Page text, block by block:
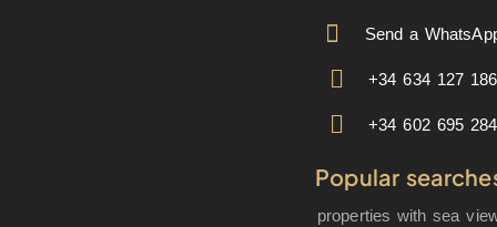
Send a
+34 634 127 186
+34 602 695 284
Popular
properties with sea